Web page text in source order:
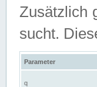
Zusätzlich
sucht.
Parameter
q